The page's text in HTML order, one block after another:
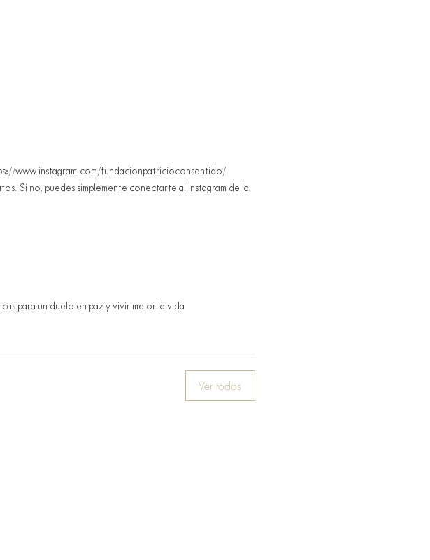
www.instagram.com/fundacionpatricioconsentido/
Si no, puedes simplemente conectarte al Instagram de la
para un duelo en paz y vivir mejor la vida
Ver todos